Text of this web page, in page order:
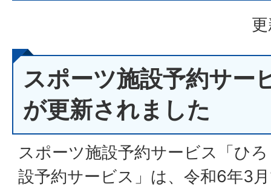
スポーツ施設予約サー
が更新されました
スポーツ施設予約サービス「ひ
設予約サービス」は、令和6年3